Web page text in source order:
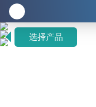
企业 全方位健康
选择产品